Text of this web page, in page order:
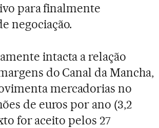
para finalmente
negociação.
intacta a relação
do Canal da Mancha,
mercadorias no
de euros por ano (3,2
for aceito pelos 27